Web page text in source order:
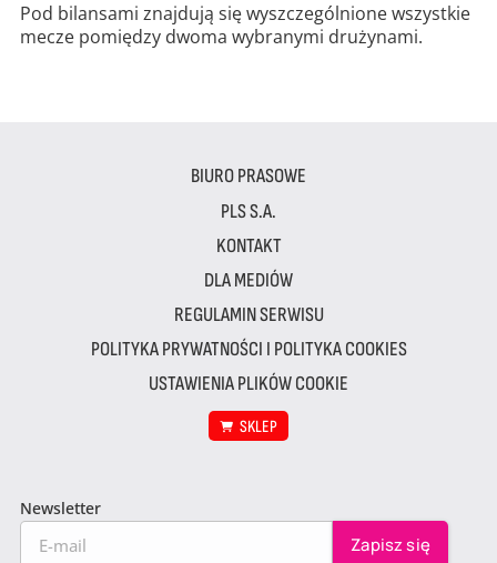
Pod bilansami znajdują się wyszczególnione wszystkie
mecze pomiędzy dwoma wybranymi drużynami.
BIURO PRASOWE
PLS S.A.
KONTAKT
DLA MEDIÓW
REGULAMIN SERWISU
POLITYKA PRYWATNOŚCI I POLITYKA COOKIES
USTAWIENIA PLIKÓW COOKIE
SKLEP
Newsletter